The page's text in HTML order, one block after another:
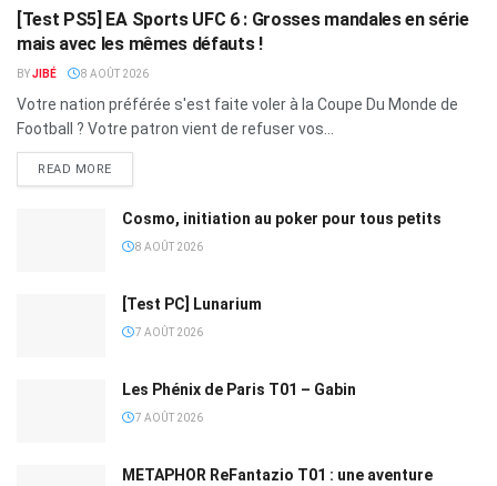
[Test PS5] EA Sports UFC 6 : Grosses mandales en série
mais avec les mêmes défauts !
BYJIBÉ 8 AOÛT 2026
Votre nation préférée s'est faite voler à la Coupe Du Monde de
Football ? Votre patron vient de refuser vos...
READ MORE
Cosmo, initiation au poker pour tous petits
8 AOÛT 2026
[Test PC] Lunarium
7 AOÛT 2026
Les Phénix de Paris T01 – Gabin
7 AOÛT 2026
METAPHOR ReFantazio T01 : une aventure